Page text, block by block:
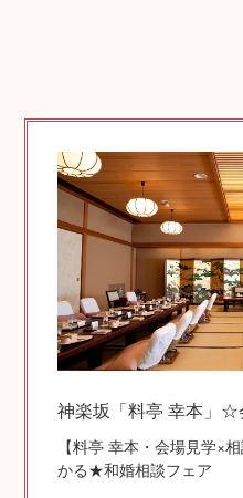
特典
フォトプラン
TOKIWAKEプラン
相談カウンター
神社結婚式のいろいろ
神前式とは
神楽坂「料亭 幸本」☆
【料亭 幸本・会場見学×
かる★和婚相談フェア